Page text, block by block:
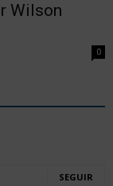
Wilson
0
SEGUIR